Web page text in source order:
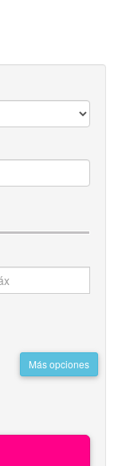
Más opciones